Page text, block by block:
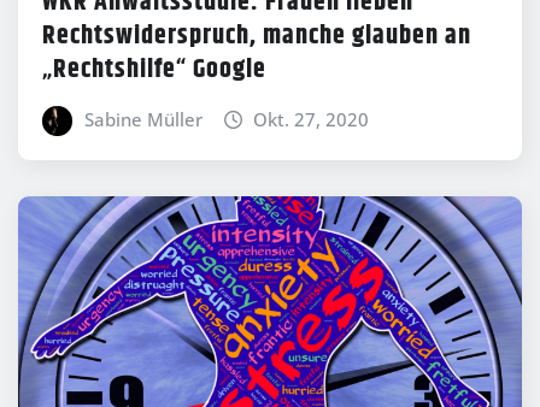
Rechtswiderspruch, manche glauben an
„Rechtshilfe“ Google
Sabine Müller Okt. 27, 2020